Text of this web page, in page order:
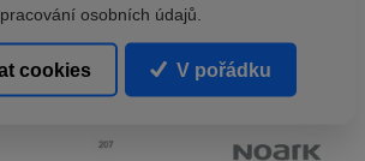
osobních údajů.
cookies V pořádku